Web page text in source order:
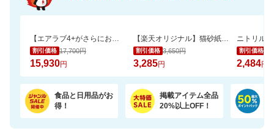
【エアラブ4+がさらにお得に！数量限定でポーチプレゼントも】エアラブ5/4+ 2個セット
割引価格 17,700円
15,930円
【楽天オリジナル】猫砂紙タイプ大容量＼約一か月548円／今だけお買い得セール！
割引価格 3,650円
3,285円
割引価格
2,484円
食品と日用品がお
得！
掲載アイテム全品
20%以上OFF！